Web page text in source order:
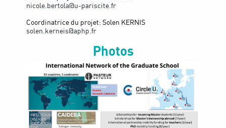
nicole.bertola@u-pariscite.fr
Coordinatrice du projet: Solen KERNIS
solen.kerneis@aphp.fr
Photos